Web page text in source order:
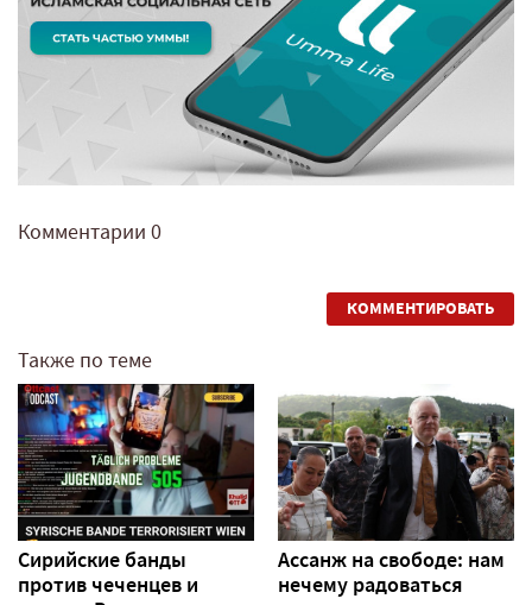
Комментарии 0
КОММЕНТИРОВАТЬ
Также по теме
Сирийские банды
против чеченцев и
Ассанж на свободе: нам
нечему радоваться